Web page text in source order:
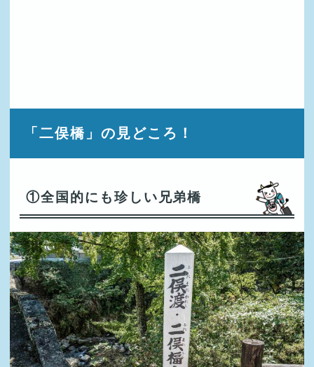
「二俣橋」の見どころ！
①全国的にも珍しい兄弟橋